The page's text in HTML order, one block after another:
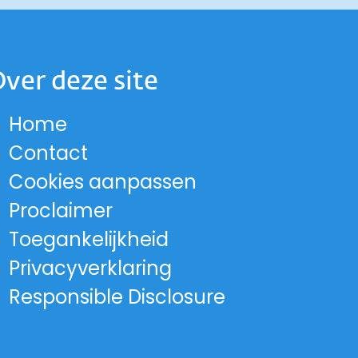
Instagram
op Facebook
op LinkedIn
op X
Holland op Bluesky
Holland op Threads
Noord-Holland op
Noord-Holland
deze site
Home
Contact
Cookies aanpassen
Proclaimer
Toegankelijkheid
Privacyverklaring
Responsible Disclosure